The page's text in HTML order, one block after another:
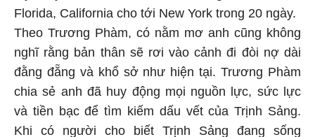
Florida, California cho tới New York trong 20 ngày.
Theo Trương Phàm, có nằm mơ anh cũng không
nghĩ rằng bản thân sẽ rơi vào cảnh đi đòi nợ dài
đằng đẵng và khổ sở như hiện tại. Trương Phàm
chia sẻ anh đã huy động mọi nguồn lực, sức lực
và tiền bạc để tìm kiếm dấu vết của Trịnh Sảng.
Khi có người cho biết Trịnh Sảng đang sống